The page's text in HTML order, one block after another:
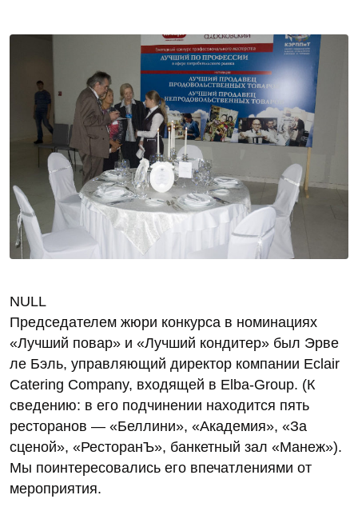
NULL
Председателем жюри конкурса в номинациях
«Лучший повар» и «Лучший кондитер» был Эрве
ле Бэль, управляющий директор компании Eclair
Catering Company, входящей в Elba-Group. (К
сведению: в его подчинении находится пять
ресторанов — «Беллини», «Академия», «За
сценой», «РесторанЪ», банкетный зал «Манеж»).
Мы поинтересовались его впечатлениями от
мероприятия.